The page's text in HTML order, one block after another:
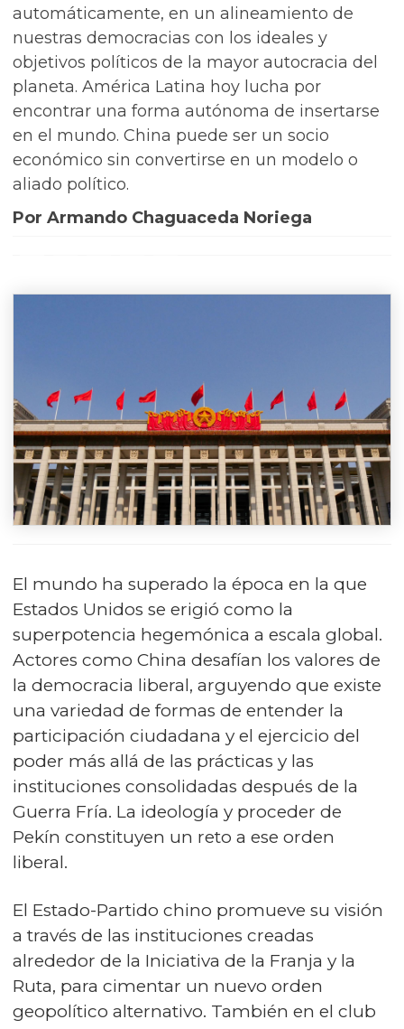
automáticamente, en un alineamiento de
nuestras democracias con los ideales y
objetivos políticos de la mayor autocracia del
planeta. América Latina hoy lucha por
encontrar una forma autónoma de insertarse
en el mundo. China puede ser un socio
económico sin convertirse en un modelo o
aliado político.
Por Armando Chaguaceda Noriega
El mundo ha superado la época en la que
Estados Unidos se erigió como la
superpotencia hegemónica a escala global.
Actores como China desafían los valores de
la democracia liberal, arguyendo que existe
una variedad de formas de entender la
participación ciudadana y el ejercicio del
poder más allá de las prácticas y las
instituciones consolidadas después de la
Guerra Fría. La ideología y proceder de
Pekín constituyen un reto a ese orden
liberal.
El Estado-Partido chino promueve su visión
a través de las instituciones creadas
alrededor de la Iniciativa de la Franja y la
Ruta, para cimentar un nuevo orden
geopolítico alternativo. También en el club